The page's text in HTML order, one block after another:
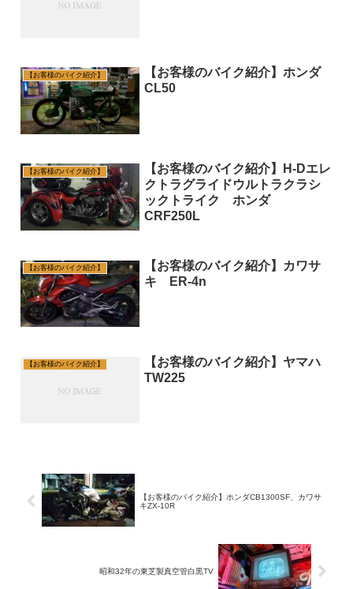
【お客様のバイク紹介】
【お客様のバイク紹介】ホンダ
CL50
【お客様のバイク紹介】
【お客様のバイク紹介】H-Dエレ
クトラグライドウルトラクラシ
ックトライク ホンダ
CRF250L
【お客様のバイク紹介】
【お客様のバイク紹介】カワサ
キ ER-4n
【お客様のバイク紹介】
【お客様のバイク紹介】ヤマハ
TW225
【お客様のバイク紹介】ホンダCB1300SF、カワサ
キZX-10R
昭和32年の東芝製真空管白黒TV